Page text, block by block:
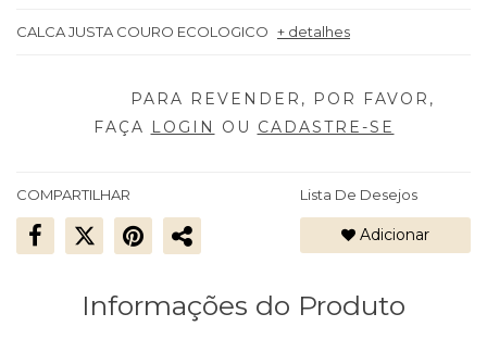
CALCA JUSTA COURO ECOLOGICO + detalhes
FAÇA LOGIN OU CADASTRE-SE
COMPARTILHAR Lista De Desejos
Adicionar
Informações do Produto